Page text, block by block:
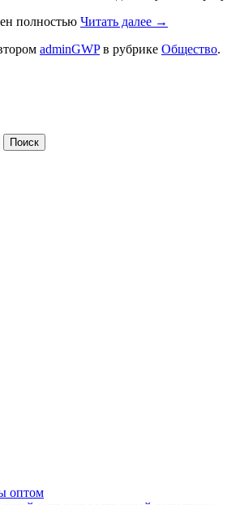
полностью Читать далее →
adminGWPв рубрике Общество.
оптом